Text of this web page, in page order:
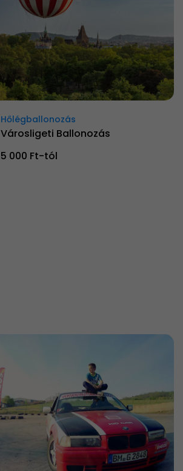
Hőlégballonozás
Városligeti Ballonozás
5 000 Ft-tól